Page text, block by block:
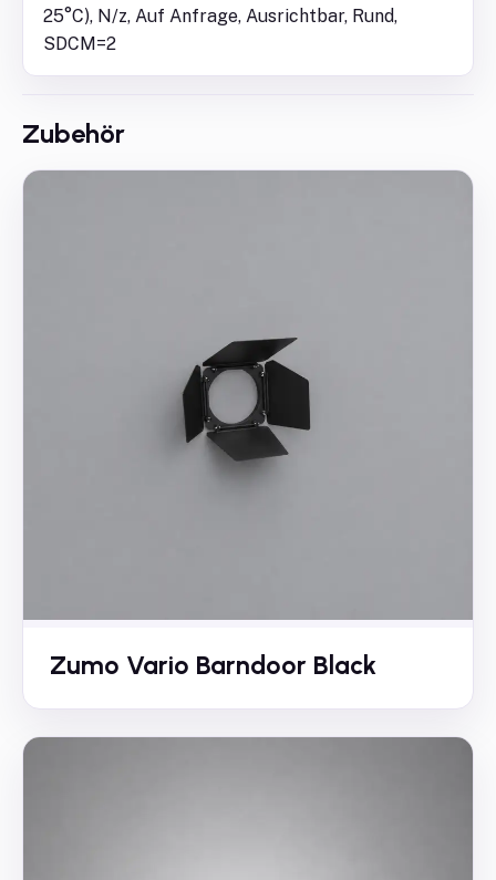
25°C), N/z, Auf Anfrage, Ausrichtbar, Rund,
SDCM=2
Zubehör
Zumo Vario Barndoor Black